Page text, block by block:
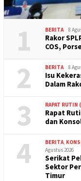
1 BERITA 8
Rakor
COS,
2 BERITA 8
Isu
Dalam
3 RAPAT RUTIN
Rapat
dan
4 BERITA,
Agustus 2026
Serikat
Sektor
Timur